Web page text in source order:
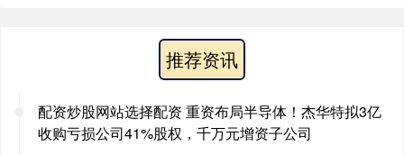
推荐资讯
配资炒股网站选择配资 重资布局半导体！杰华特拟3亿
收购亏损公司41%股权，千万元增资子公司